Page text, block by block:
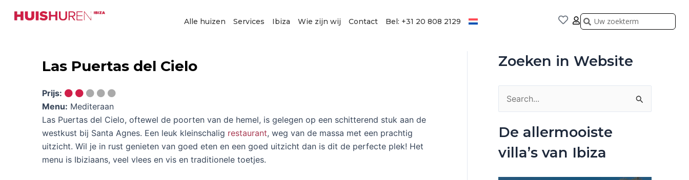
naar
Alle huizen Services Ibiza Wie zijn wij Contact Bel: +31 20 808 2129 Zoeken
Zoeken
Las Puertas del Cielo
Prijs:
Menu: Mediteraan
Las Puertas del Cielo, oftewel de poorten van de hemel, is gelegen op een schitterend stuk aan de
westkust bij Santa Agnes. Een leuk kleinschalig restaurant, weg van de massa met een prachtig
uitzicht. Wil je in rust genieten van goed eten en een goed uitzicht dan is dit de perfecte plek! Het
menu is Ibiziaans, veel vlees en vis en traditionele toetjes.
Zoeken in Website
e
k
De allermooiste
villa’s van Ibiza